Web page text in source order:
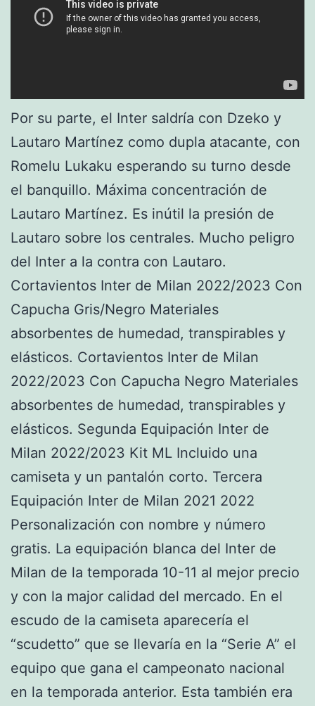
Por su parte, el Inter saldría con Dzeko y
Lautaro Martínez como dupla atacante, con
Romelu Lukaku esperando su turno desde
el banquillo. Máxima concentración de
Lautaro Martínez. Es inútil la presión de
Lautaro sobre los centrales. Mucho peligro
del Inter a la contra con Lautaro.
Cortavientos Inter de Milan 2022/2023 Con
Capucha Gris/Negro Materiales
absorbentes de humedad, transpirables y
elásticos. Cortavientos Inter de Milan
2022/2023 Con Capucha Negro Materiales
absorbentes de humedad, transpirables y
elásticos. Segunda Equipación Inter de
Milan 2022/2023 Kit ML Incluido una
camiseta y un pantalón corto. Tercera
Equipación Inter de Milan 2021 2022
Personalización con nombre y número
gratis. La equipación blanca del Inter de
Milan de la temporada 10-11 al mejor precio
y con la major calidad del mercado. En el
escudo de la camiseta aparecería el
“scudetto” que se llevaría en la “Serie A” el
equipo que gana el campeonato nacional
en la temporada anterior. Esta también era